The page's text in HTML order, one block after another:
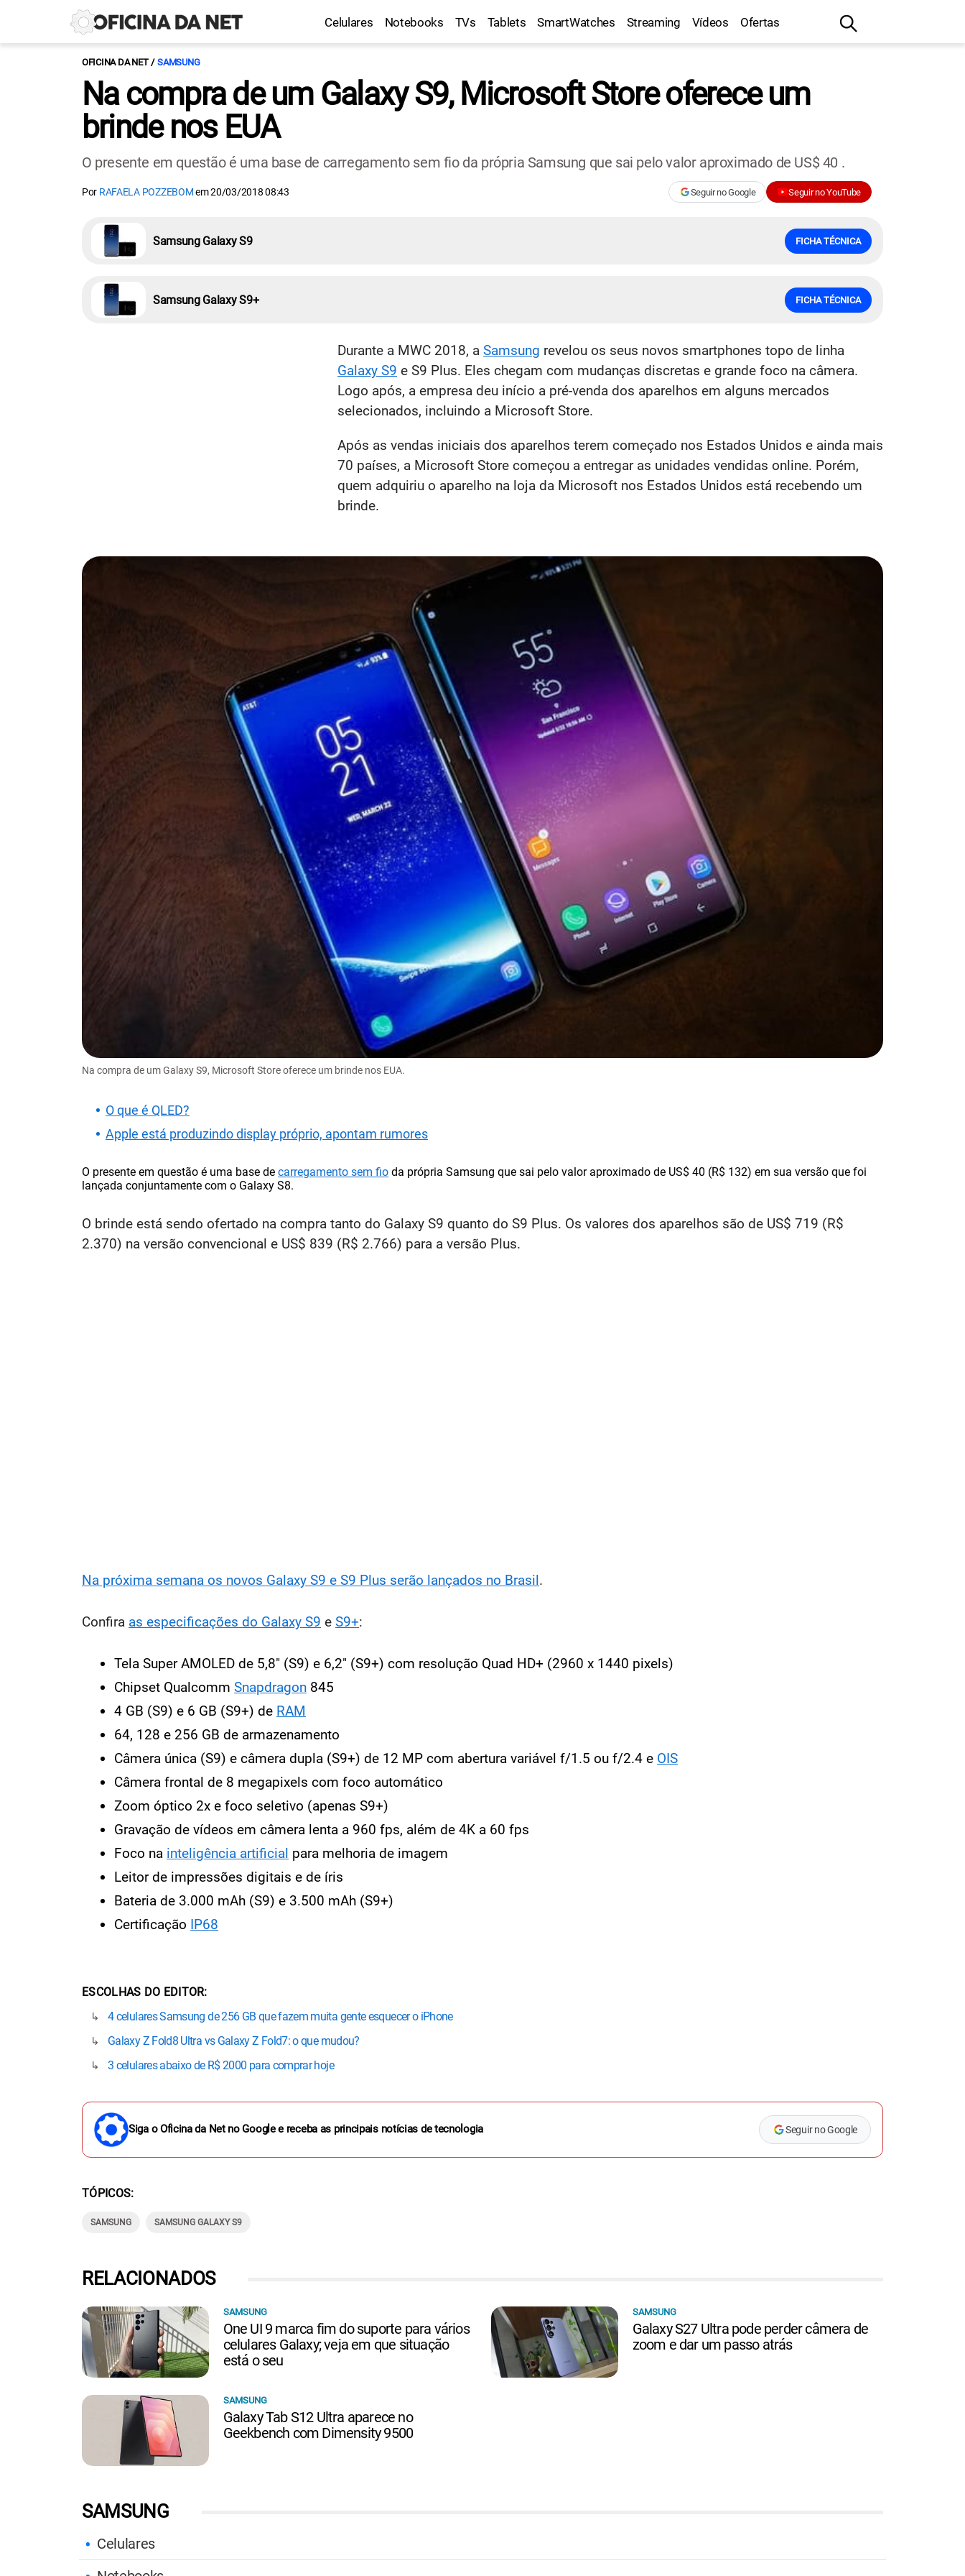
Celulares Notebooks TVs Tablets SmartWatches Streaming Vídeos Ofertas
OFICINA DA NET SAMSUNG
Na compra de um Galaxy S9, Microsoft Store oferece um
brinde nos EUA
O presente em questão é uma base de carregamento sem fio da própria Samsung que sai pelo valor aproximado de US$ 40 .
Por RAFAELA POZZEBOMem20/03/2018 08:43 Seguir no Google Seguir no YouTube
Samsung Galaxy S9 FICHA TÉCNICA
Samsung Galaxy S9+ FICHA TÉCNICA
Durante a MWC 2018, a Samsung revelou os seus novos smartphones topo de linha
Galaxy S9 e S9 Plus. Eles chegam com mudanças discretas e grande foco na câmera.
Logo após, a empresa deu início a pré-venda dos aparelhos em alguns mercados
selecionados, incluindo a Microsoft Store.
Após as vendas iniciais dos aparelhos terem começado nos Estados Unidos e ainda mais
70 países, a Microsoft Store começou a entregar as unidades vendidas online. Porém,
quem adquiriu o aparelho na loja da Microsoft nos Estados Unidos está recebendo um
brinde.
Na compra de um Galaxy S9, Microsoft Store oferece um brinde nos EUA.
O que é QLED?
Apple está produzindo display próprio, apontam rumores
O presente em questão é uma base de carregamento sem fio da própria Samsung que sai pelo valor aproximado de US$ 40 (R$ 132) em sua versão que foi
lançada conjuntamente com o Galaxy S8.
O brinde está sendo ofertado na compra tanto do Galaxy S9 quanto do S9 Plus. Os valores dos aparelhos são de US$ 719 (R$
2.370) na versão convencional e US$ 839 (R$ 2.766) para a versão Plus.
Na próxima semana os novos Galaxy S9 e S9 Plus serão lançados no Brasil.
Confira as especificações do Galaxy S9 e S9+:
Tela Super AMOLED de 5,8" (S9) e 6,2" (S9+) com resolução Quad HD+ (2960 x 1440 pixels)
Chipset Qualcomm Snapdragon 845
4 GB (S9) e 6 GB (S9+) de RAM
64, 128 e 256 GB de armazenamento
Câmera única (S9) e câmera dupla (S9+) de 12 MP com abertura variável f/1.5 ou f/2.4 e OIS
Câmera frontal de 8 megapixels com foco automático
Zoom óptico 2x e foco seletivo (apenas S9+)
Gravação de vídeos em câmera lenta a 960 fps, além de 4K a 60 fps
Foco na inteligência artificial para melhoria de imagem
Leitor de impressões digitais e de íris
Bateria de 3.000 mAh (S9) e 3.500 mAh (S9+)
Certificação IP68
ESCOLHAS DO EDITOR
4 celulares Samsung de 256 GB que fazem muita gente esquecer o iPhone
Galaxy Z Fold8 Ultra vs Galaxy Z Fold7: o que mudou?
3 celulares abaixo de R$ 2000 para comprar hoje
Siga o Oficina da Net no Google e receba as principais notícias de tecnologia Seguir no Google
TÓPICOS
SAMSUNG SAMSUNG GALAXY S9
SAMSUNG
Celulares
RELACIONADOS
SAMSUNG
One UI 9 marca fim do suporte para vários
celulares Galaxy; veja em que situação
está o seu
SAMSUNG
Galaxy S27 Ultra pode perder câmera de
zoom e dar um passo atrás
SAMSUNG
Galaxy Tab S12 Ultra aparece no
Geekbench com Dimensity 9500